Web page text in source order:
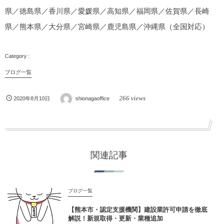
県／徳島県／香川県／愛媛県／高知県／福岡県／佐賀県／長崎
県／熊本県／大分県／宮崎県／鹿児島県／沖縄県（全国対応）
ブログ一覧
2020年8月10日 shionagaoffice 266 views
関連記事
ブログ一覧
【熊本市・認定支援機関】建設業許可申請を徹底
解説！新規取得・更新・業種追加